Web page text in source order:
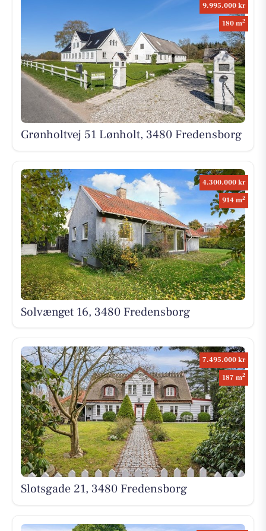
9.995.000 kr
180 m2
Grønholtvej 51 Lønholt, 3480 Fredensborg
4.300.000 kr
914 m2
Solvænget 16, 3480 Fredensborg
7.495.000 kr
187 m2
Slotsgade 21, 3480 Fredensborg